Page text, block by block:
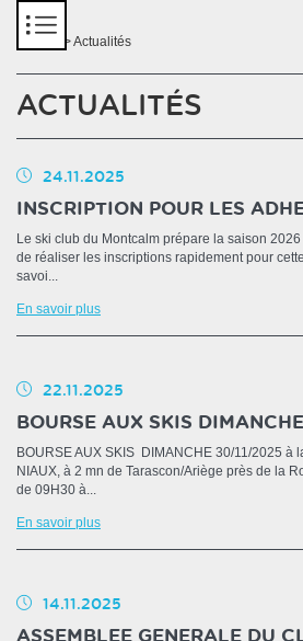
> Actualités
ACTUALITÉS
24.11.2025
INSCRIPTION POUR LES
Le ski club du Montcalm prépare la saison
de réaliser les inscriptions rapidement pour
savoi...
En savoir plus
22.11.2025
BOURSE AUX SKIS
BOURSE AUX SKIS DIMANCHE 30/11/2025 à
NIAUX, à 2 mn de Tarascon/Ariège près de la
de 09H30 à...
En savoir plus
14.11.2025
ASSEMBLEE GENERALE DU